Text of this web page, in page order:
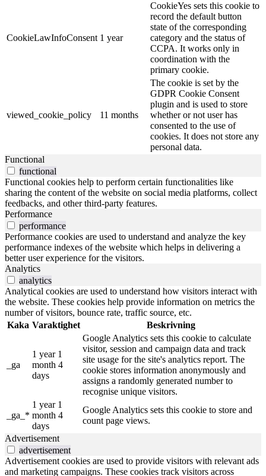
CookieLawInfoConsent 1 year
CookieYes sets this cookie to
record the default button
state of the corresponding
category and the status of
CCPA. It works only in
coordination with the
primary cookie.
viewed_cookie_policy 11 months
The cookie is set by the
GDPR Cookie Consent
plugin and is used to store
whether or not user has
consented to the use of
cookies. It does not store any
personal data.
Functional
functional
Functional cookies help to perform certain functionalities like
sharing the content of the website on social media platforms, collect
feedbacks, and other third-party features.
Performance
performance
Performance cookies are used to understand and analyze the key
performance indexes of the website which helps in delivering a
better user experience for the visitors.
Analytics
analytics
Analytical cookies are used to understand how visitors interact with
the website. These cookies help provide information on metrics the
number of visitors, bounce rate, traffic source, etc.
Kaka Varaktighet Beskrivning
_ga
1 year 1
month 4
days
Google Analytics sets this cookie to calculate
visitor, session and campaign data and track
site usage for the site's analytics report. The
cookie stores information anonymously and
assigns a randomly generated number to
recognise unique visitors.
_ga_*
1 year 1
month 4
days
Google Analytics sets this cookie to store and
count page views.
Advertisement
advertisement
Advertisement cookies are used to provide visitors with relevant ads
and marketing campaigns. These cookies track visitors across